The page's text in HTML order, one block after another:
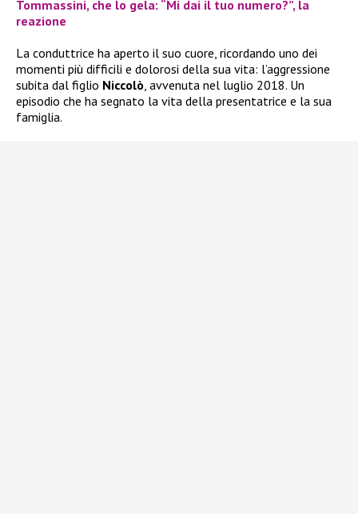
Tommassini, che lo gela: “Mi dai il tuo numero?”, la
reazione
La conduttrice ha aperto il suo cuore, ricordando uno dei
momenti più difficili e dolorosi della sua vita: l’aggressione
subita dal figlio Niccolò, avvenuta nel luglio 2018. Un
episodio che ha segnato la vita della presentatrice e la sua
famiglia.